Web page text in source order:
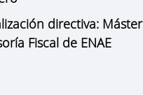
directiva: Máster
Fiscal de ENAE